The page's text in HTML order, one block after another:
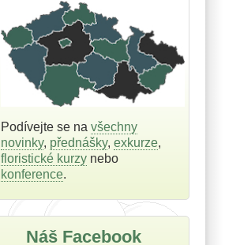
Podívejte se na všechny
novinky, přednášky, exkurze,
floristické kurzynebo
konference.
Náš Facebook